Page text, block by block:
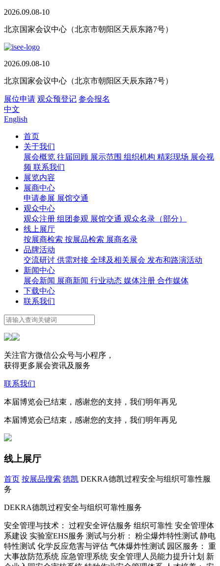
2026.09.08-10
北京国家会议中心（北京市朝阳区天辰东路7号）
2026.09.08-10
北京国家会议中心（北京市朝阳区天辰东路7号）
展位申请 观众预登记 参会报名
中文
English
首页
关于我们
展会概览 往届回顾 展示范围 组织机构 精彩现场 展会视
频 联系我们
展览内容
展商中心
申请参展 展馆交通
观众中心
观众注册 组团参观 展馆交通 观众名录（部分）
线上展厅
按展商检索 按展品检索 展商名录
品牌活动
交流研讨 供需对接 全球及相关展会 发布和路演活动
新闻中心
展会新闻 展商新闻 行业动态 媒体注册 合作媒体
下载中心
联系我们
关注官方微信公众号与小程序，
获得更多展会资讯及服务
联系我们
本届博览会已结束，感谢您的支持，我们明年再见
本届博览会已结束，感谢您的支持，我们明年再见
线上展厅
首页 按展品搜索 徳凯 DEKRA德凯过程安全与组织可靠性服
务
DEKRA德凯过程安全与组织可靠性服务
安全管理与技术： 过程安全评估服务 组织可靠性 安全管理体
系建设 实验室EHS服务 测试与分析： 粉尘爆炸特性测试 静电
特性测试 化学反应危害与评估 气体爆炸性测试 园区服务： 重
大事故防范系统 应急管理系统 安全管理人员能力提升计划 新